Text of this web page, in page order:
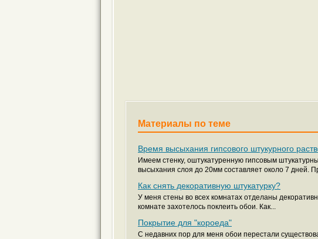
Материалы по теме
Время высыхания гипсового штукурного
Имеем стенку, оштукатуренную гипсовым
высыхания слоя до 20мм составляет около 7 дней.
Как снять декоративную штукатурку?
У меня стены во всех комнатах отделаны
комнате захотелось поклеить обои. Как...
Покрытие для "короеда"
С недавних пор для меня обои перестали